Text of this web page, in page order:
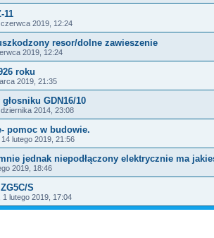
11
2019, 12:24
resor/dolne zawieszenie
2019, 12:24
roku
2019, 21:35
GDN16/10
2014, 23:08
pomoc w budowie.
lutego 2019, 21:56
jednak niepodłączony elektrycznie ma
2019, 18:46
S
1 lutego 2019, 17:04